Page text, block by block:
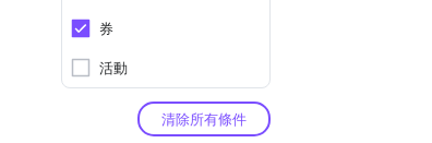
券
活動
清除所有條件